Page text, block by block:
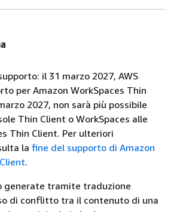
il 31 marzo 2027, AWS
per Amazon WorkSpaces Thin
2027, non sarà più possibile
Thin Client o WorkSpaces alle
Thin Client. Per ulteriori
la fine del supporto di Amazon
.
generate tramite traduzione
di conflitto tra il contenuto di una